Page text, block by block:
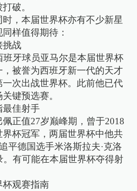
破。
，本届世界杯亦有不少新星
样值得期待：
挑战
班牙球员亚马尔是本届世界杯
被誉为西班牙新一代的天才
次出战世界杯。此前他已代
键预选赛。
最佳射手
正值27岁巅峰期，曾于2018
杯冠军，两届世界杯中他共
平德国选手米洛斯拉夫·克洛
。有可能在本届世界杯夺得射
杯观赛指南